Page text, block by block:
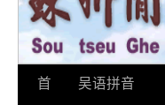
跳首
吴语拼音